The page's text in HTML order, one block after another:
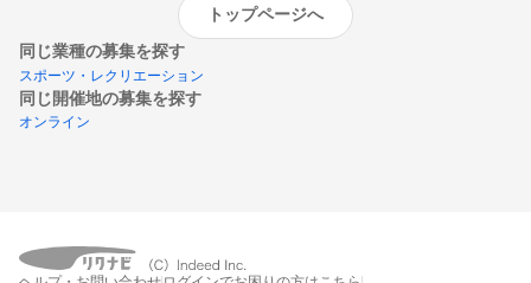
トップページへ
同じ業種の募集を探す
スポーツ・レクリエーション
同じ開催地の募集を探す
オンライン
エントリーするとプログラムの詳細案内を